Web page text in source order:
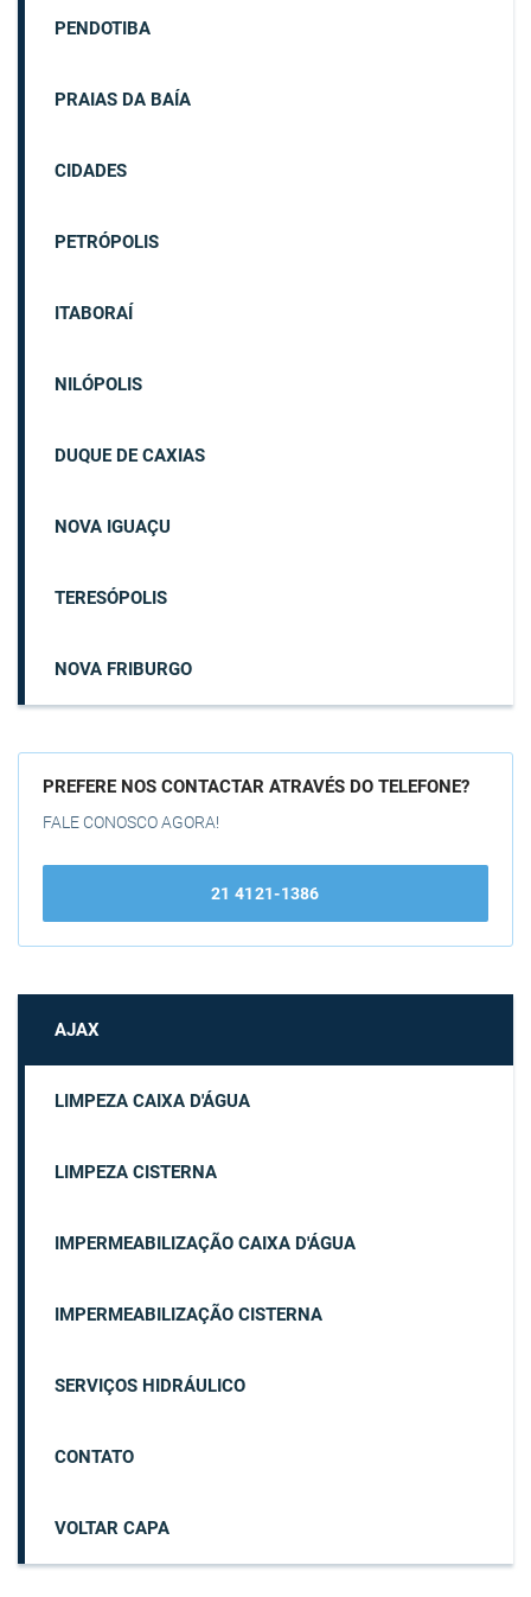
PENDOTIBA
PRAIAS DA BAÍA
CIDADES
PETRÓPOLIS
ITABORAÍ
NILÓPOLIS
DUQUE DE CAXIAS
NOVA IGUAÇU
TERESÓPOLIS
NOVA FRIBURGO
PREFERE NOS CONTACTAR ATRAVÉS DO TELEFONE?
FALE CONOSCO AGORA!
21 4121-1386
AJAX
LIMPEZA CAIXA D'ÁGUA
LIMPEZA CISTERNA
IMPERMEABILIZAÇÃO CAIXA D'ÁGUA
IMPERMEABILIZAÇÃO CISTERNA
SERVIÇOS HIDRÁULICO
CONTATO
VOLTAR CAPA